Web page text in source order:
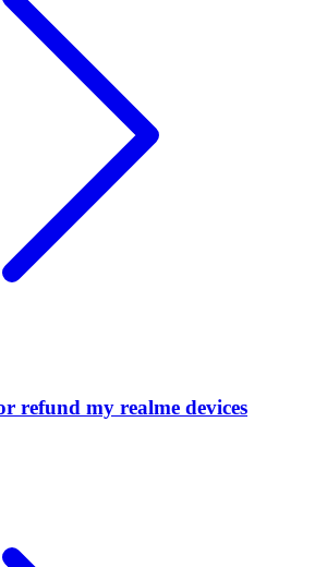
refund my realme devices